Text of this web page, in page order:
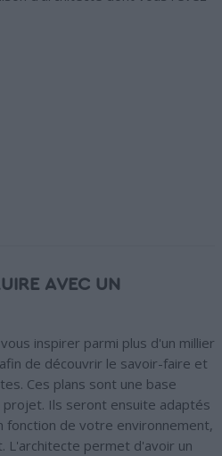
AVEC UN
inspirer parmi plus d'un millier
de découvrir le savoir-faire et
Ces plans sont une base
Ils seront ensuite adaptés
fonction de votre environnement,
permet d'avoir un